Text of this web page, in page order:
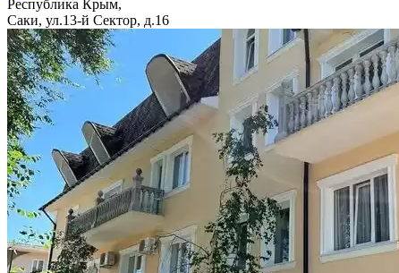
Республика Крым,
Саки, ул.13-й Сектор, д.16